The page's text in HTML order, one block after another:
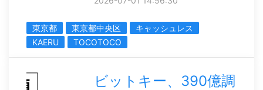
東京都 東京都中央区
キャッシュレス
KAERU
TOCOTOCO
ビットキー、390億調